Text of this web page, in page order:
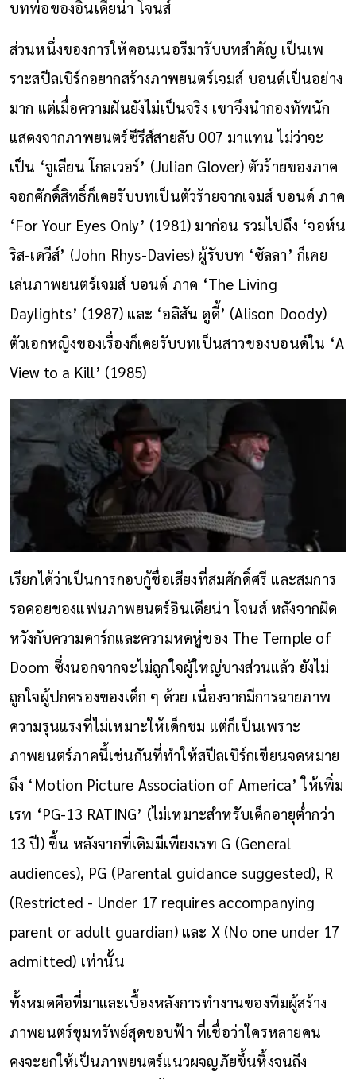
บทพ่อของอินเดียน่า โจนส์
ส่วนหนึ่งของการให้คอนเนอรีมารับบทสำคัญ เป็นเพ
ราะสปีลเบิร์กอยากสร้างภาพยนตร์เจมส์ บอนด์เป็นอย่าง
มาก แต่เมื่อความฝันยังไม่เป็นจริง เขาจึงนำกองทัพนัก
แสดงจากภาพยนตร์ซีรีส์สายลับ 007 มาแทน ไม่ว่าจะ
เป็น ‘จูเลียน โกลเวอร์’ (Julian Glover) ตัวร้ายของภาค
จอกศักดิ์สิทธิ์ก็เคยรับบทเป็นตัวร้ายจากเจมส์ บอนด์ ภาค
‘For Your Eyes Only’ (1981) มาก่อน รวมไปถึง ‘จอห์น
ริส-เดวีส์’ (John Rhys-Davies) ผู้รับบท ‘ซัลลา’ ก็เคย
เล่นภาพยนตร์เจมส์ บอนด์ ภาค ‘The Living
Daylights’ (1987) และ ‘อลิสัน ดูดี้’ (Alison Doody)
ตัวเอกหญิงของเรื่องก็เคยรับบทเป็นสาวของบอนด์ใน ‘A
View to a Kill’ (1985)
เรียกได้ว่าเป็นการกอบกู้ชื่อเสียงที่สมศักดิ์ศรี และสมการ
รอคอยของแฟนภาพยนตร์อินเดียน่า โจนส์ หลังจากผิด
หวังกับความดาร์กและความหดหู่ของ The Temple of
Doom ซึ่งนอกจากจะไม่ถูกใจผู้ใหญ่บางส่วนแล้ว ยังไม่
ถูกใจผู้ปกครองของเด็ก ๆ ด้วย เนื่องจากมีการฉายภาพ
ความรุนแรงที่ไม่เหมาะให้เด็กชม แต่ก็เป็นเพราะ
ภาพยนตร์ภาคนี้เช่นกันที่ทำให้สปีลเบิร์กเขียนจดหมาย
ถึง ‘Motion Picture Association of America’ ให้เพิ่ม
เรท ‘PG-13 RATING’ (ไม่เหมาะสำหรับเด็กอายุต่ำกว่า
13 ปี) ขึ้น หลังจากที่เดิมมีเพียงเรท G (General
audiences), PG (Parental guidance suggested), R
(Restricted - Under 17 requires accompanying
parent or adult guardian) และ X (No one under 17
admitted) เท่านั้น
ทั้งหมดคือที่มาและเบื้องหลังการทำงานของทีมผู้สร้าง
ภาพยนตร์ขุมทรัพย์สุดขอบฟ้า ที่เชื่อว่าใครหลายคน
คงจะยกให้เป็นภาพยนตร์แนวผจญภัยขึ้นหิ้งจนถึง